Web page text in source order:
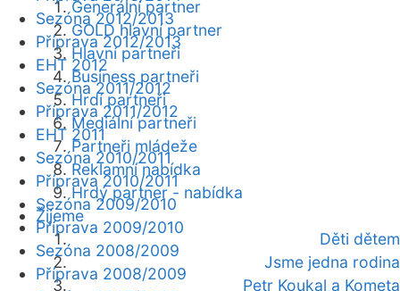
Generální partner
GOLD hlavní partner
Hlavní partneři
Business partneři
Hrdí partneři
Mediální partneři
Partneři mládeže
Reklamní nabídka
Hrdý partner - nabídka
Žijeme
Děti dětem
Jsme jedna rodina
Petr Koukal a Kometa
Sezóna 2012/2013
Příprava 2012/2013
EHT 2012
Sezóna 2011/2012
Příprava 2011/2012
EHT 2011
Sezóna 2010/2011
Příprava 2010/2011
Sezóna 2009/2010
Příprava 2009/2010
Sezóna 2008/2009
Příprava 2008/2009